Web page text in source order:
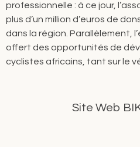
professionnelle : à ce jour,
plus d’un million d’euros de
dans la région. Parallèlement,
offert des opportunités de
cyclistes africains, tant sur le
Site Web